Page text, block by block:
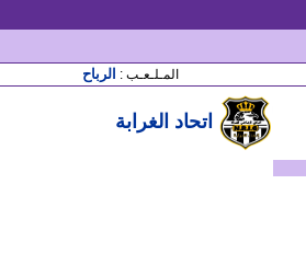
المـلـعـب : الرباح
اتحاد الغرابة